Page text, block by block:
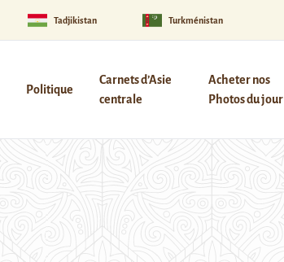
Tadjikistan Turkménistan
Politique
Carnets d’Asie
centrale
Acheter nos
Photos du jour